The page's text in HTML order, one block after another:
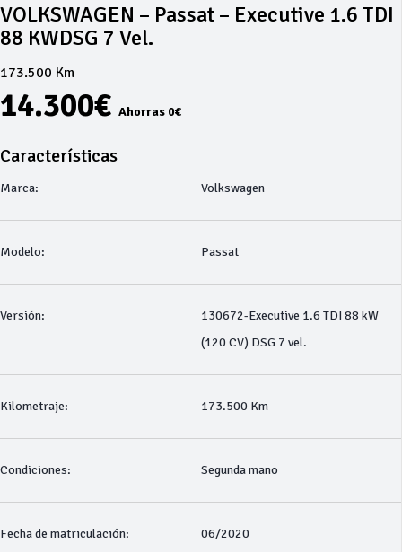
VOLKSWAGEN – Passat – Executive 1.6 TDI
88 KWDSG 7 Vel.
173.500 Km
14.300€ Ahorras 0€
Características
Marca: Volkswagen
Modelo: Passat
Versión:
130672-Executive 1.6 TDI 88 kW
(120 CV) DSG 7 vel.
Kilometraje: 173.500 Km
Condiciones: Segunda mano
Fecha de matriculación: 06/2020